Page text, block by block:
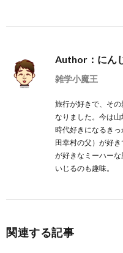
Author：にん
雑学小魔王
旅行が好きで、そ
なりました。今は
時代好きになるき
田幸村の父）が好
が好きなミーハー
いじるのも趣味。
関連する記事